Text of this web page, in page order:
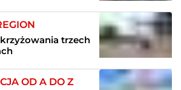
trzech
OD A DO Z